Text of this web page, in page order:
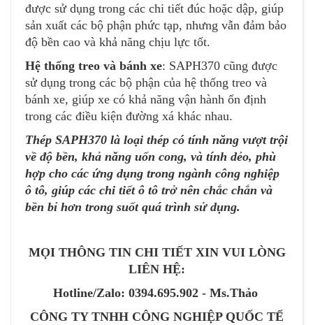
được sử dụng trong các chi tiết đúc hoặc dập, giúp
sản xuất các bộ phận phức tạp, nhưng vẫn đảm bảo
độ bền cao và khả năng chịu lực tốt.
Hệ thống treo và bánh xe: SAPH370 cũng được
sử dụng trong các bộ phận của hệ thống treo và
bánh xe, giúp xe có khả năng vận hành ổn định
trong các điều kiện đường xá khác nhau.
Thép SAPH370 là loại thép có tính năng vượt trội
về độ bền, khả năng uốn cong, và tính dẻo, phù
hợp cho các ứng dụng trong ngành công nghiệp
ô tô, giúp các chi tiết ô tô trở nên chắc chắn và
bền bỉ hơn trong suốt quá trình sử dụng.
MỌI THÔNG TIN CHI TIẾT XIN VUI LÒNG
LIÊN HỆ:
Hotline/Zalo: 0394.695.902 - Ms.Thảo
CÔNG TY TNHH CÔNG NGHIỆP QUỐC TẾ